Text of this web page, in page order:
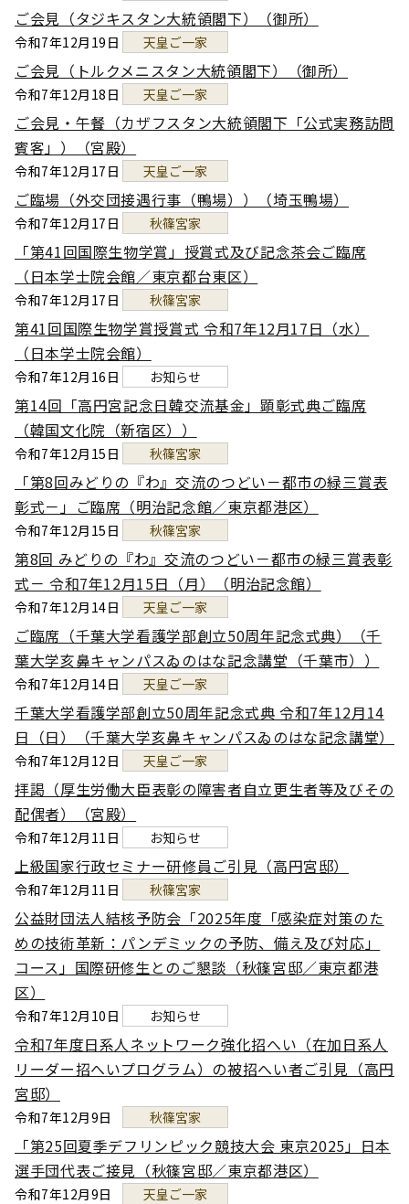
ご会見（タジキスタン大統領閣下）（御所）
令和7年12月19日 天皇ご一家
ご会見（トルクメニスタン大統領閣下）（御所）
令和7年12月18日 天皇ご一家
ご会見・午餐（カザフスタン大統領閣下「公式実務訪問
賓客」）（宮殿）
令和7年12月17日 天皇ご一家
ご臨場（外交団接遇行事（鴨場））（埼玉鴨場）
令和7年12月17日 秋篠宮家
「第41回国際生物学賞」授賞式及び記念茶会ご臨席
（日本学士院会館／東京都台東区）
令和7年12月17日 秋篠宮家
第41回国際生物学賞授賞式 令和7年12月17日（水）
（日本学士院会館）
令和7年12月16日 お知らせ
第14回「高円宮記念日韓交流基金」顕彰式典ご臨席
（韓国文化院（新宿区））
令和7年12月15日 秋篠宮家
「第8回みどりの『わ』交流のつどい－都市の緑三賞表
彰式－」ご臨席（明治記念館／東京都港区）
令和7年12月15日 秋篠宮家
第8回 みどりの『わ』交流のつどい－都市の緑三賞表彰
式－ 令和7年12月15日（月）（明治記念館）
令和7年12月14日 天皇ご一家
ご臨席（千葉大学看護学部創立50周年記念式典）（千
葉大学亥鼻キャンパスゐのはな記念講堂（千葉市））
令和7年12月14日 天皇ご一家
千葉大学看護学部創立50周年記念式典 令和7年12月14
日（日）（千葉大学亥鼻キャンパスゐのはな記念講堂）
令和7年12月12日 天皇ご一家
拝謁（厚生労働大臣表彰の障害者自立更生者等及びその
配偶者）（宮殿）
令和7年12月11日 お知らせ
上級国家行政セミナー研修員ご引見（高円宮邸）
令和7年12月11日 秋篠宮家
公益財団法人結核予防会「2025年度「感染症対策のた
めの技術革新：パンデミックの予防、備え及び対応」
コース」国際研修生とのご懇談（秋篠宮邸／東京都港
区）
令和7年12月10日 お知らせ
令和7年度日系人ネットワーク強化招へい（在加日系人
リーダー招へいプログラム）の被招へい者ご引見（高円
宮邸）
令和7年12月9日 秋篠宮家
「第25回夏季デフリンピック競技大会 東京2025」日本
選手団代表ご接見（秋篠宮邸／東京都港区）
令和7年12月9日 天皇ご一家